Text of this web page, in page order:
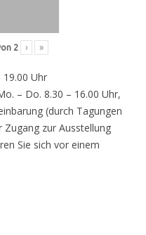
2 › »
19.00 Uhr
– Do. 8.30 – 16.00 Uhr,
(durch Tagungen
zur Ausstellung
Sie sich vor einem